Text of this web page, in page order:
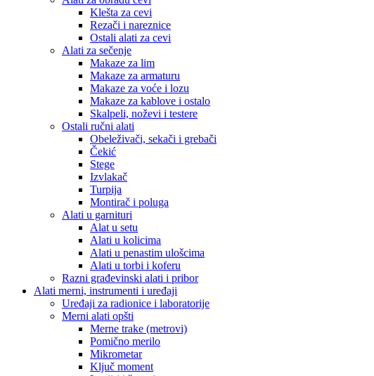
Klešta za cevi
Rezači i nareznice
Ostali alati za cevi
Alati za sečenje
Makaze za lim
Makaze za armaturu
Makaze za voće i lozu
Makaze za kablove i ostalo
Skalpeli, noževi i testere
Ostali ručni alati
Obeleživači, sekači i grebači
Čekić
Stege
Izvlakač
Turpija
Montirač i poluga
Alati u garnituri
Alat u setu
Alati u kolicima
Alati u penastim ulošcima
Alati u torbi i koferu
Razni građevinski alati i pribor
Alati merni, instrumenti i uređaji
Uređaji za radionice i laboratorije
Merni alati opšti
Merne trake (metrovi)
Pomično merilo
Mikrometar
Ključ moment